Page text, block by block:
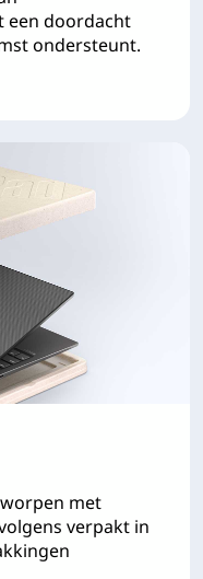
een doordacht
ondersteunt.
met
verpakt in